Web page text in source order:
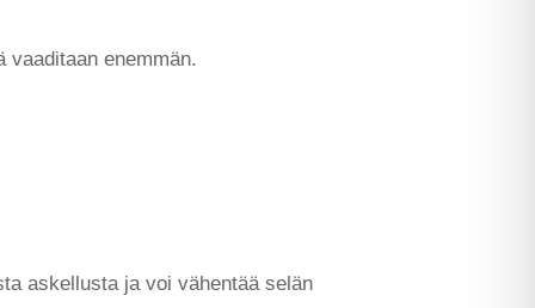
vaaditaan enemmän.
askellusta ja voi vähentää selän